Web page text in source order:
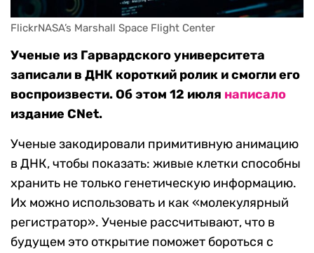
FlickrNASA’s Marshall Space Flight Center
Ученые из Гарвардского университета
записали в ДНК короткий ролик и смогли его
воспроизвести. Об этом 12 июля написало
издание CNet.
Ученые закодировали примитивную анимацию
в ДНК, чтобы показать: живые клетки способны
хранить не только генетическую информацию.
Их можно использовать и как «молекулярный
регистратор». Ученые рассчитывают, что в
будущем это открытие поможет бороться с